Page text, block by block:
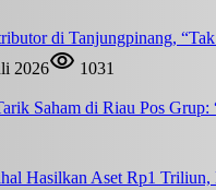
di Tanjungpinang,
2026
1031
Saham di Riau Pos
Hasilkan Aset Rp1 Triliun,